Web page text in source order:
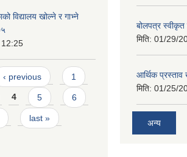
विद्यालय खोल्ने र गाभ्ने
‹ previous 1
4 5 6
last »
बोलपत्र
मिति: 01/29/
आर्थिक प्रस्ताव
मिति: 01/25/
अन्य